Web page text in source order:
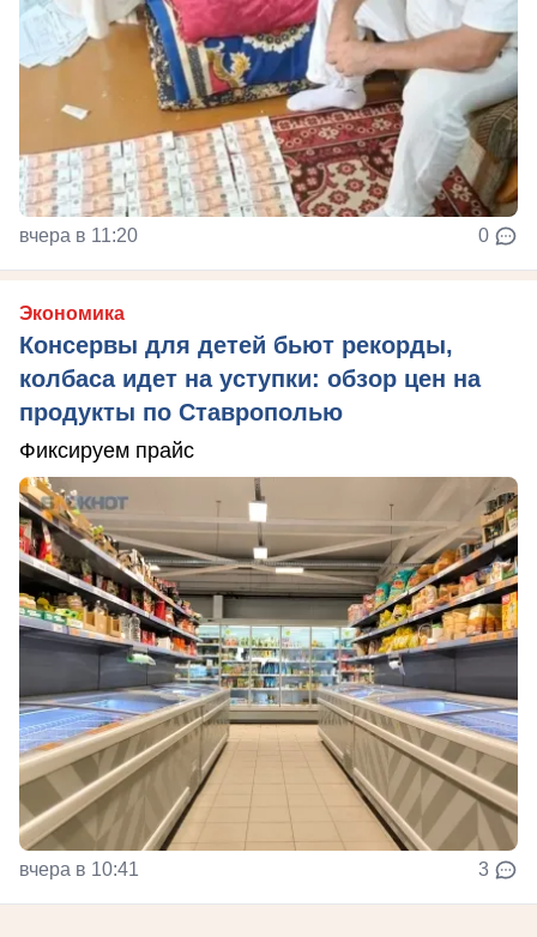
вчера в 11:20 0
Экономика
Консервы для детей бьют рекорды,
колбаса идет на уступки: обзор цен на
продукты по Ставрополью
Фиксируем прайс
вчера в 10:41 3